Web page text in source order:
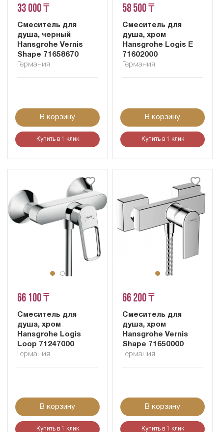
33 000 ₸
Смеситель для
душа, черный
Hansgrohe Vernis
Shape 71658670
Германия
В корзину
Купить в 1 клик
58 500 ₸
Смеситель для
душа, хром
Hansgrohe Logis E
71602000
Германия
В корзину
Купить в 1 клик
66 100 ₸
Смеситель для
душа, хром
Hansgrohe Logis
Loop 71247000
Германия
В корзину
Купить в 1 клик
66 200 ₸
Смеситель для
душа, хром
Hansgrohe Vernis
Shape 71650000
Германия
В корзину
Купить в 1 клик